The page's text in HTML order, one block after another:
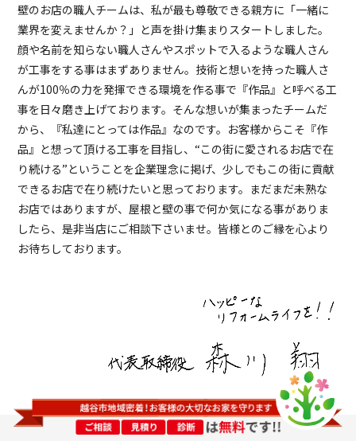
壁のお店の職人チームは、私が最も尊敬できる親方に「一緒に
業界を変えませんか？」と声を掛け集まりスタートしました。
顔や名前を知らない職人さんやスポットで入るような職人さん
が工事をする事はまずありません。技術と想いを持った職人さ
んが100％の力を発揮できる環境を作る事で『作品』と呼べる工
事を日々磨き上げております。そんな想いが集まったチームだ
から、『私達にとっては作品』なのです。お客様からこそ『作
品』と想って頂ける工事を目指し、“この街に愛されるお店で在
り続ける”ということを企業理念に掲げ、少しでもこの街に貢献
できるお店で在り続けたいと思っております。まだまだ未熟な
お店ではありますが、屋根と壁の事で何か気になる事がありま
したら、是非当店にご相談下さいませ。皆様とのご縁を心より
お待ちしております。